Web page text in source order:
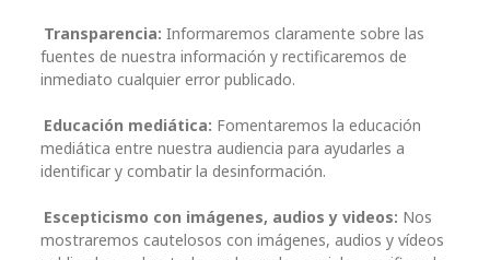
Transparencia: Informaremos claramente sobre las
fuentes de nuestra información y rectificaremos de
inmediato cualquier error publicado.
Educación mediática: Fomentaremos la educación
mediática entre nuestra audiencia para ayudarles a
identificar y combatir la desinformación.
Escepticismo con imágenes, audios y videos: Nos
mostraremos cautelosos con imágenes, audios y vídeos